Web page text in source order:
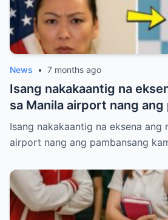
News • 7 months ago
Isang nakakaantig na
sa Manila airport nang ang
kamao na si Manny
paghintayin at hiyain ng
Isang nakakaantig na eksena ang
airport nang ang pambansang